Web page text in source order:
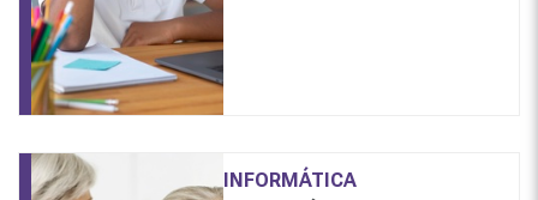
INFORMÁTICA